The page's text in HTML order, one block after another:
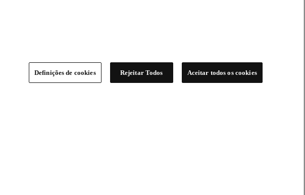
Definições de cookies Rejeitar Todos Aceitar todos os cookies